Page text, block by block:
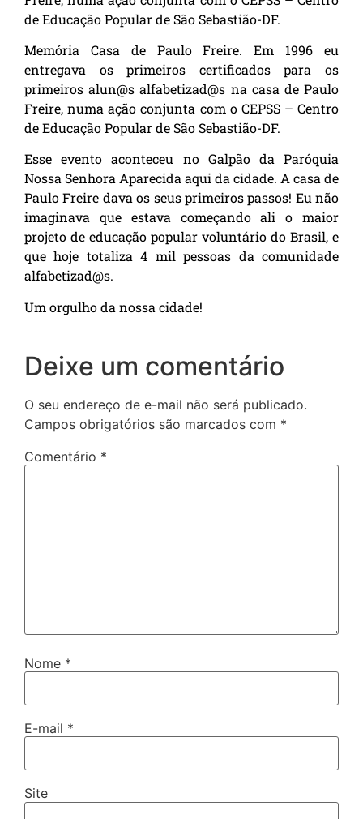
de Educação Popular de São Sebastião-DF.
Memória Casa de Paulo Freire. Em 1996 eu
entregava os primeiros certificados para os
primeiros alun@s alfabetizad@s na casa de Paulo
Freire, numa ação conjunta com o CEPSS – Centro
de Educação Popular de São Sebastião-DF.
Esse evento aconteceu no Galpão da Paróquia
Nossa Senhora Aparecida aqui da cidade. A casa de
Paulo Freire dava os seus primeiros passos! Eu não
imaginava que estava começando ali o maior
projeto de educação popular voluntário do Brasil, e
que hoje totaliza 4 mil pessoas da comunidade
alfabetizad@s.
Um orgulho da nossa cidade!
Deixe um comentário
O seu endereço de e-mail não será publicado.
Campos obrigatórios são marcados com *
Comentário *
Nome *
E-mail *
Site